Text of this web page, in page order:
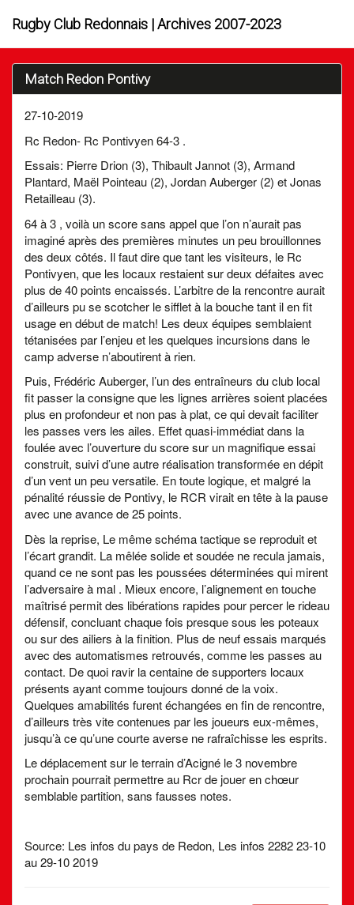
Rugby Club Redonnais | Archives 2007-2023
Match Redon Pontivy
27-10-2019
Rc Redon- Rc Pontivyen 64-3 .
Essais: Pierre Drion (3), Thibault Jannot (3), Armand
Plantard, Maël Pointeau (2), Jordan Auberger (2) et Jonas
Retailleau (3).
64 à 3 , voilà un score sans appel que l’on n’aurait pas
imaginé après des premières minutes un peu brouillonnes
des deux côtés. Il faut dire que tant les visiteurs, le Rc
Pontivyen, que les locaux restaient sur deux défaites avec
plus de 40 points encaissés. L’arbitre de la rencontre aurait
d’ailleurs pu se scotcher le sifflet à la bouche tant il en fit
usage en début de match! Les deux équipes semblaient
tétanisées par l’enjeu et les quelques incursions dans le
camp adverse n’aboutirent à rien.
Puis, Frédéric Auberger, l’un des entraîneurs du club local
fit passer la consigne que les lignes arrières soient placées
plus en profondeur et non pas à plat, ce qui devait faciliter
les passes vers les ailes. Effet quasi-immédiat dans la
foulée avec l’ouverture du score sur un magnifique essai
construit, suivi d’une autre réalisation transformée en dépit
d’un vent un peu versatile. En toute logique, et malgré la
pénalité réussie de Pontivy, le RCR virait en tête à la pause
avec une avance de 25 points.
Dès la reprise, Le même schéma tactique se reproduit et
l’écart grandit. La mêlée solide et soudée ne recula jamais,
quand ce ne sont pas les poussées déterminées qui mirent
l’adversaire à mal . Mieux encore, l’alignement en touche
maîtrisé permit des libérations rapides pour percer le rideau
défensif, concluant chaque fois presque sous les poteaux
ou sur des ailiers à la finition. Plus de neuf essais marqués
avec des automatismes retrouvés, comme les passes au
contact. De quoi ravir la centaine de supporters locaux
présents ayant comme toujours donné de la voix.
Quelques amabilités furent échangées en fin de rencontre,
d’ailleurs très vite contenues par les joueurs eux-mêmes,
jusqu’à ce qu’une courte averse ne rafraîchisse les esprits.
Le déplacement sur le terrain d’Acigné le 3 novembre
prochain pourrait permettre au Rcr de jouer en chœur
semblable partition, sans fausses notes.
Source: Les infos du pays de Redon, Les infos 2282 23-10
au 29-10 2019